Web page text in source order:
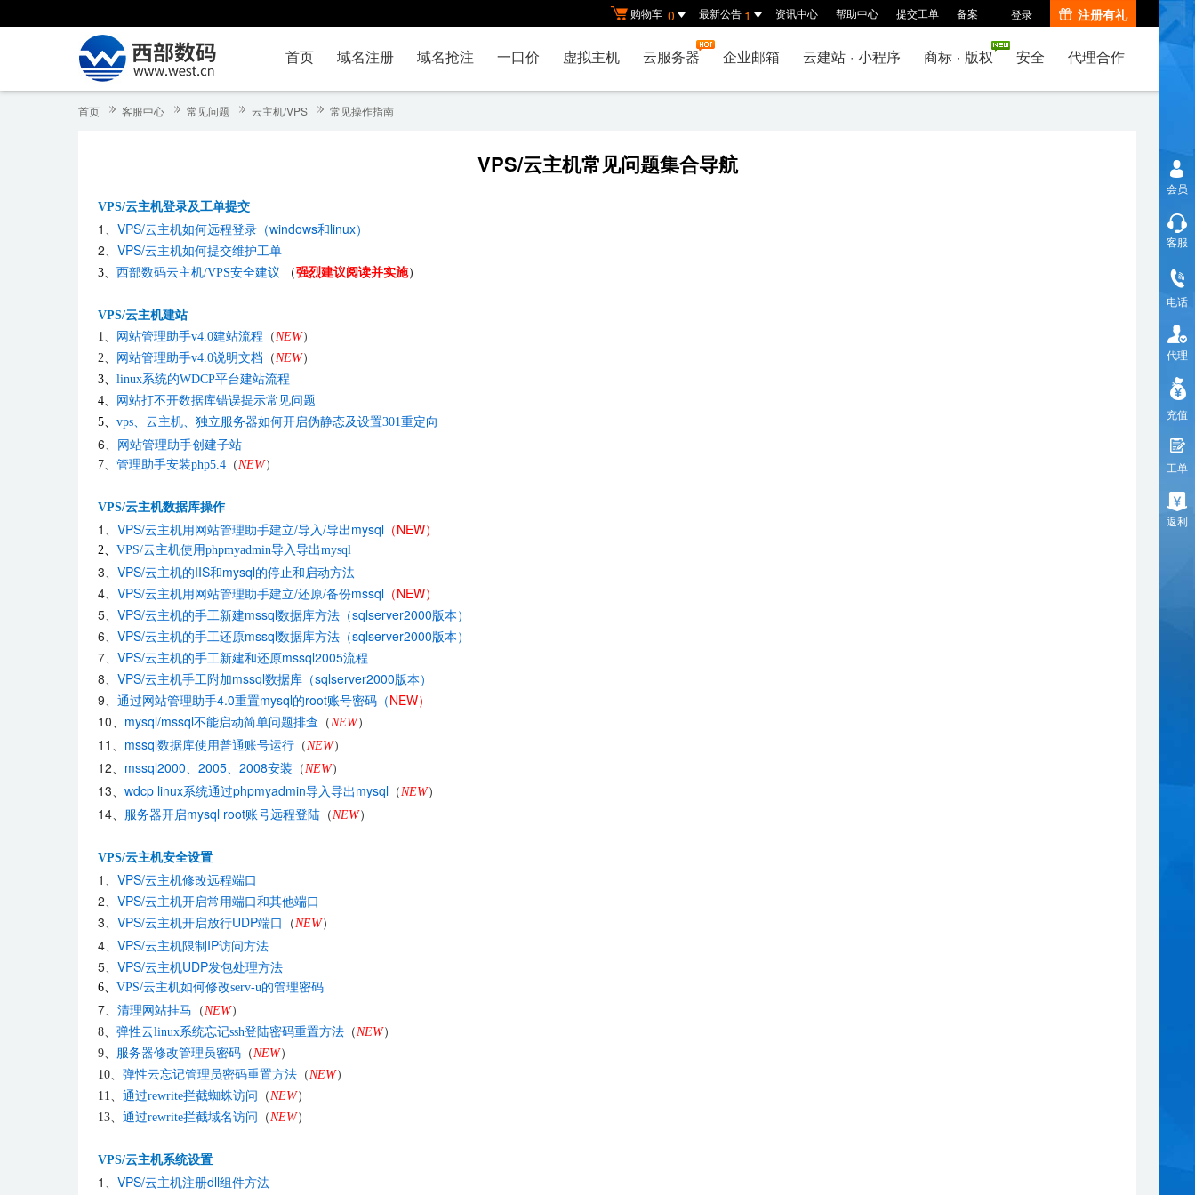
购物车 0 最新公告 1 资讯中心 帮助中心 提交工单 备案 登录 注册有礼
首页 域名注册 域名抢注 一口价 虚拟主机 云服务器 企业邮箱 云建站 · 小程序 商标 · 版权 安全 代理合作
首页 客服中心 常见问题 云主机/VPS 常见操作指南
VPS/云主机常见问题集合导航
VPS/云主机登录及工单提交
1、 VPS/云主机如何远程登录（windows和linux）
2、 VPS/云主机如何提交维护工单
3、 西部数码云主机/VPS安全建议 （强烈建议阅读并实施）
VPS/云主机建站
1、
网站管理助手v4.0建站流程 （NEW）
2、
网站管理助手v4.0说明文档 （NEW）
3、 linux系统的WDCP平台建站流程
4、
网站打不开数据库错误提示常见问题
5、 vps、云主机、独立服务器如何开启伪静态及设置301重定向
6、 网站管理助手创建子站
7、 管理助手安装php5.4 （NEW）
VPS/云主机数据库操作
1、 VPS/云主机用网站管理助手建立/导入/导出mysql （NEW）
2、 VPS/云主机使用phpmyadmin导入导出mysql
3、 VPS/云主机的IIS和mysql的停止和启动方法
4、 VPS/云主机用网站管理助手建立/还原/备份mssql （NEW）
5、 VPS/云主机的手工新建mssql数据库方法（sqlserver2000版本）
6、 VPS/云主机的手工还原mssql数据库方法（sqlserver2000版本）
7、 VPS/云主机的手工新建和还原mssql2005流程
8、 VPS/云主机手工附加mssql数据库（sqlserver2000版本）
9、 通过网站管理助手4.0重置mysql的root账号密码（NEW）
10、 mysql/mssql不能启动简单问题排查 （NEW）
11、 mssql数据库使用普通账号运行 （NEW）
12、 mssql2000、2005、2008安装 （NEW）
13、 wdcp linux系统通过phpmyadmin导入导出mysql （NEW）
14、 服务器开启mysql root账号远程登陆 （NEW）
VPS/云主机安全设置
1、 VPS/云主机修改远程端口
2、 VPS/云主机开启常用端口和其他端口
3、 VPS/云主机开启放行UDP端口 （NEW）
4、 VPS/云主机限制IP访问方法
5、 VPS/云主机UDP发包处理方法
6、 VPS/云主机如何修改serv-u的管理密码
7、 清理网站挂马 （NEW）
8、 弹性云linux系统忘记ssh登陆密码重置方法 （NEW）
9、 服务器修改管理员密码 （NEW）
10、 弹性云忘记管理员密码重置方法 （NEW）
11、 通过rewrite拦截蜘蛛访问 （NEW）
13、 通过rewrite拦截域名访问 （NEW）
VPS/云主机系统设置
1、 VPS/云主机注册dll组件方法
会员
客服
电话
代理
充值
工单
返利